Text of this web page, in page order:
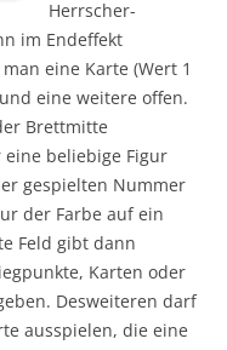
Herrscher-
im Endeffekt
eine Karte (Wert 1
eine weitere offen.
Brettmitte
beliebige Figur
gespielten Nummer
der Farbe auf ein
Feld gibt dann
Karten oder
Desweiteren darf
ausspielen, die eine